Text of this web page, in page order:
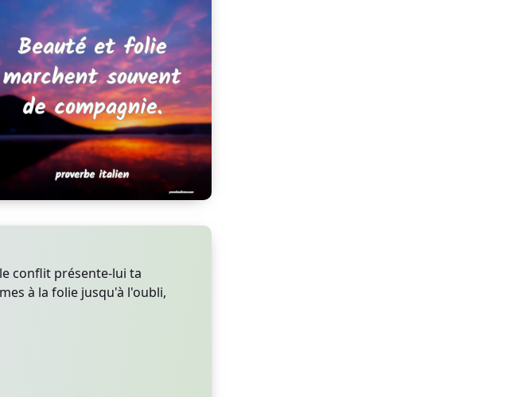
conflit présente-lui ta
à la folie jusqu'à l'oubli,